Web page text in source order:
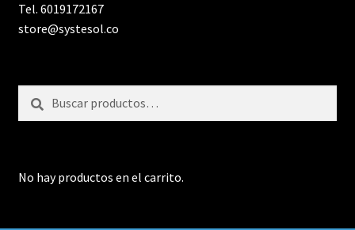
Tel. 6019172167
store@systesol.co
Buscar
Buscar
No hay productos en el carrito.